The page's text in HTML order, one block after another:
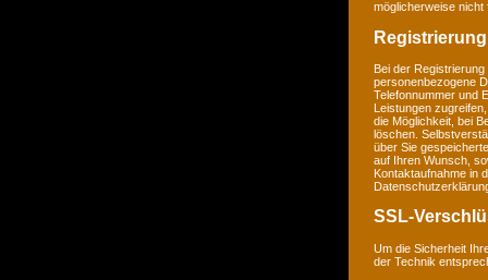
möglicherweise nicht
Bei der
personenbezogene
Telefonnummer und
Leistungen
die Möglichkeit, bei
löschen.
über Sie
auf Ihren Wunsch,
Kontaktaufnahme in
SSL-
Um die Sicherheit
der Technik